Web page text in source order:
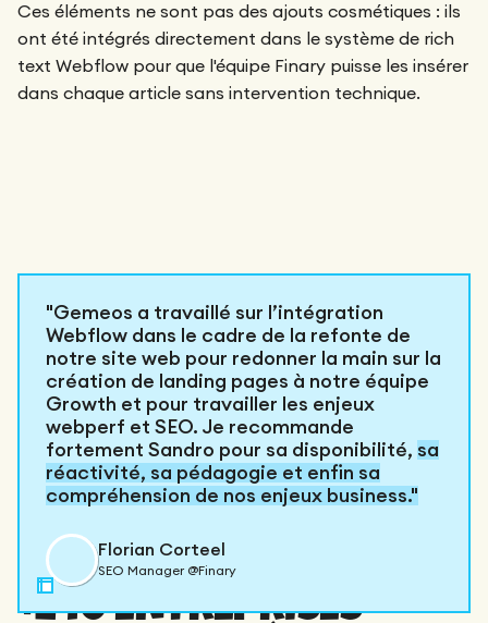
Ces éléments ne sont pas des ajouts cosmétiques : ils
ont été intégrés directement dans le système de rich
text Webflow pour que l'équipe Finary puisse les insérer
dans chaque article sans intervention technique.
"Gemeos a travaillé sur l’intégration
Webflow dans le cadre de la refonte de
notre site web pour redonner la main sur la
création de landing pages à notre équipe
Growth et pour travailler les enjeux
webperf et SEO. Je recommande
fortement Sandro pour sa disponibilité, sa
réactivité, sa pédagogie et enfin sa
compréhension de nos enjeux business."
Florian Corteel
SEO Manager @Finary
NOS dernières réalisations
+240 ENTREPRISES